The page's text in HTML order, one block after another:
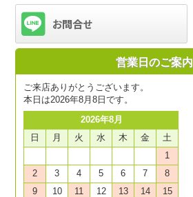
営業日のご案内
ご来店ありがとうございます。
本日は2026年8月8日です。
2026年8月
日
月 火 水 木 金
土
1
2
3 4 5 6 7
8
9
10 11 12 13 14
15